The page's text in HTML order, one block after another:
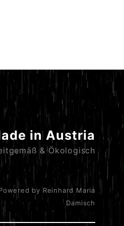
in Austria
& Ökologisch
by Reinhard Maria
Damisch